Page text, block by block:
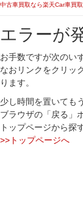
中古車買取なら楽天Car車買取
エラーが
お手数ですが次のい
なおリンクをクリッ
ります。
少し時間を置いても
ブラウザの「戻る」
トップページから探
>>トップページへ